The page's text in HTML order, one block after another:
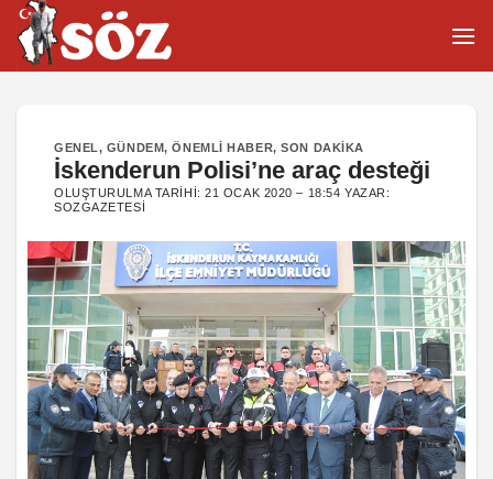
İçeriğe
atla
GENEL, GÜNDEM,ÖNEMLI HABER,SON DAKIKA
İskenderun Polisi’ne araç desteği
OLUŞTURULMA TARIHI:21 OCAK 2020 – 18:54 YAZAR:
SOZGAZETESI